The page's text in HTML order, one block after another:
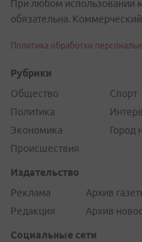
При любом использовании
обязательна.
Политика обработки
Рубрики
Общество
Политика
Экономика
Происшествия
Спорт
Город
Издательство
Реклама
Редакция
Архив
Архив
Социальные сети